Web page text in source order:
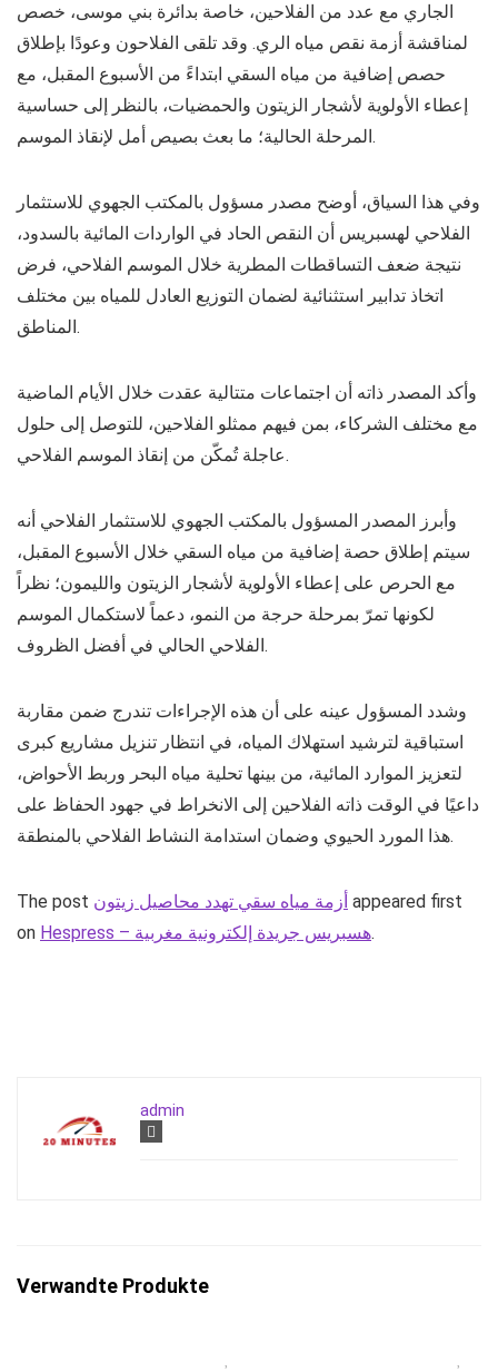
الجاري مع عدد من الفلاحين، خاصة بدائرة بني موسى، خصص
لمناقشة أزمة نقص مياه الري. وقد تلقى الفلاحون وعودًا بإطلاق
حصص إضافية من مياه السقي ابتداءً من الأسبوع المقبل، مع
إعطاء الأولوية لأشجار الزيتون والحمضيات، بالنظر إلى حساسية
المرحلة الحالية؛ ما بعث بصيص أمل لإنقاذ الموسم.
وفي هذا السياق، أوضح مصدر مسؤول بالمكتب الجهوي للاستثمار
الفلاحي لهسبريس أن النقص الحاد في الواردات المائية بالسدود،
نتيجة ضعف التساقطات المطرية خلال الموسم الفلاحي، فرض
اتخاذ تدابير استثنائية لضمان التوزيع العادل للمياه بين مختلف
المناطق.
وأكد المصدر ذاته أن اجتماعات متتالية عقدت خلال الأيام الماضية
مع مختلف الشركاء، بمن فيهم ممثلو الفلاحين، للتوصل إلى حلول
عاجلة تُمكّن من إنقاذ الموسم الفلاحي.
وأبرز المصدر المسؤول بالمكتب الجهوي للاستثمار الفلاحي أنه
سيتم إطلاق حصة إضافية من مياه السقي خلال الأسبوع المقبل،
مع الحرص على إعطاء الأولوية لأشجار الزيتون والليمون؛ نظراً
لكونها تمرّ بمرحلة حرجة من النمو، دعماً لاستكمال الموسم
الفلاحي الحالي في أفضل الظروف.
وشدد المسؤول عينه على أن هذه الإجراءات تندرج ضمن مقاربة
استباقية لترشيد استهلاك المياه، في انتظار تنزيل مشاريع كبرى
لتعزيز الموارد المائية، من بينها تحلية مياه البحر وربط الأحواض،
داعيًا في الوقت ذاته الفلاحين إلى الانخراط في جهود الحفاظ على
هذا المورد الحيوي وضمان استدامة النشاط الفلاحي بالمنطقة.
The post أزمة مياه سقي تهدد محاصيل زيتون appeared first
on
Hespress – هسبريس جريدة إلكترونية مغربية.
admin
Verwandte Produkte